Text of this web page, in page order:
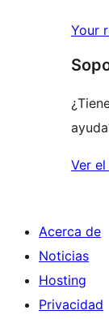
de
Your
Ver
Acerca de
Noticias
Hosting
Privacidad